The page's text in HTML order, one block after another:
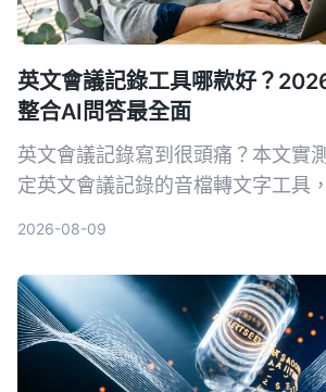
英文會議記錄工具哪款好？
整合AI問答最全面
英文會議記錄寫到很頭痛？本文實
定英文會議記錄的音檔轉文字工具
2026-08-09